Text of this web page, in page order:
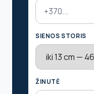
SIENOS STORIS
ŽINUTĖ